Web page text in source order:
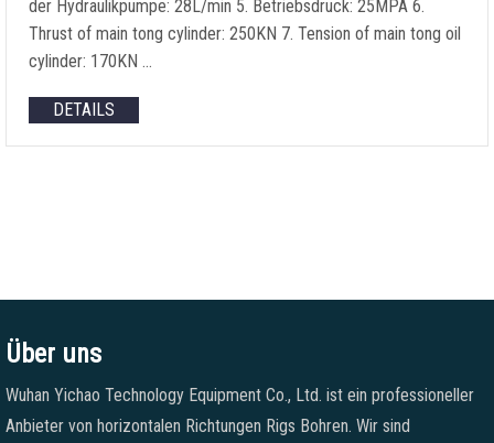
der Hydraulikpumpe: 28L/min 5. Betriebsdruck: 25MPA 6.
Thrust of main tong cylinder: 250KN 7. Tension of main tong oil
cylinder: 170KN …
DETAILS
Über uns
Wuhan Yichao Technology Equipment Co., Ltd. ist ein professioneller
Anbieter von horizontalen Richtungen Rigs Bohren. Wir sind